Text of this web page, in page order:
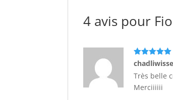
4 avis pour
Note5sur
Très belle
Merciiiiii